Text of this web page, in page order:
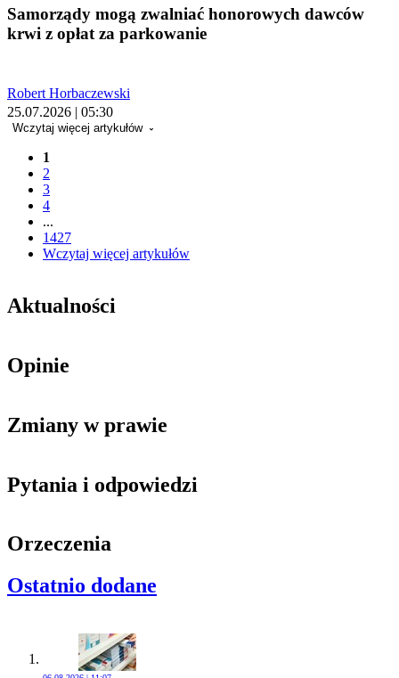
Samorządy mogą zwalniać honorowych dawców
krwi z opłat za parkowanie
Robert Horbaczewski
25.07.2026 | 05:30
Wczytaj więcej artykułów
1
2
3
4
...
1427
Wczytaj więcej artykułów
Aktualności
Opinie
Zmiany w prawie
Pytania i odpowiedzi
Orzeczenia
Ostatnio dodane